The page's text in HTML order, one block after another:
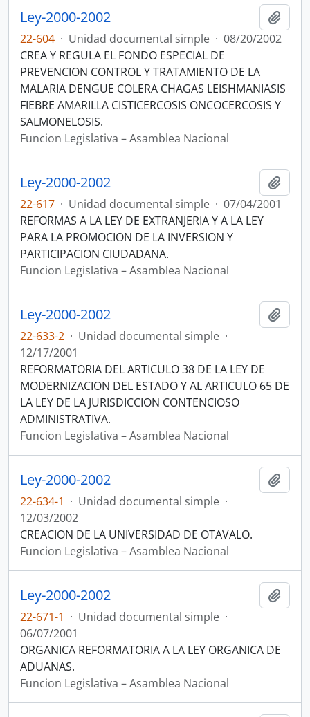
Ley-2000-2002
22-604 · Unidad documental simple · 08/20/2002
CREA Y REGULA EL FONDO ESPECIAL DE
PREVENCION CONTROL Y TRATAMIENTO DE LA
MALARIA DENGUE COLERA CHAGAS LEISHMANIASIS
FIEBRE AMARILLA CISTICERCOSIS ONCOCERCOSIS Y
SALMONELOSIS.
Funcion Legislativa – Asamblea Nacional
Ley-2000-2002
22-617 · Unidad documental simple · 07/04/2001
REFORMAS A LA LEY DE EXTRANJERIA Y A LA LEY
PARA LA PROMOCION DE LA INVERSION Y
PARTICIPACION CIUDADANA.
Funcion Legislativa – Asamblea Nacional
Ley-2000-2002
22-633-2 · Unidad documental simple ·
12/17/2001
REFORMATORIA DEL ARTICULO 38 DE LA LEY DE
MODERNIZACION DEL ESTADO Y AL ARTICULO 65 DE
LA LEY DE LA JURISDICCION CONTENCIOSO
ADMINISTRATIVA.
Funcion Legislativa – Asamblea Nacional
Ley-2000-2002
22-634-1 · Unidad documental simple ·
12/03/2002
CREACION DE LA UNIVERSIDAD DE OTAVALO.
Funcion Legislativa – Asamblea Nacional
Ley-2000-2002
22-671-1 · Unidad documental simple ·
06/07/2001
ORGANICA REFORMATORIA A LA LEY ORGANICA DE
ADUANAS.
Funcion Legislativa – Asamblea Nacional